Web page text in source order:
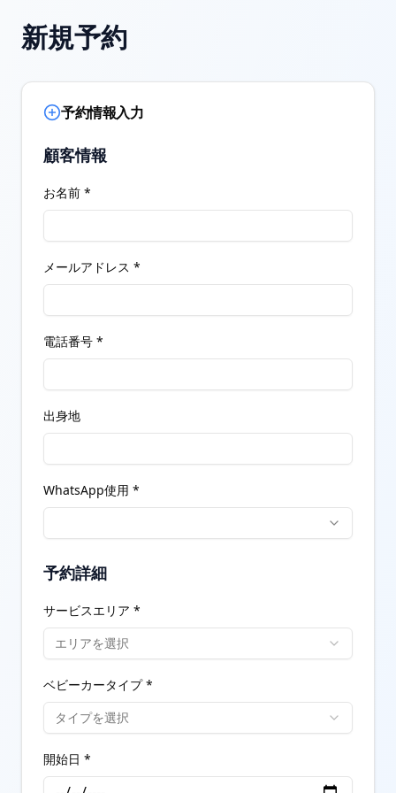
新規予約
予約情報入力
顧客情報
お名前 *
メールアドレス *
電話番号 *
出身地
WhatsApp使用 *
予約詳細
サービスエリア *
エリアを選択
ベビーカータイプ *
タイプを選択
開始日 *